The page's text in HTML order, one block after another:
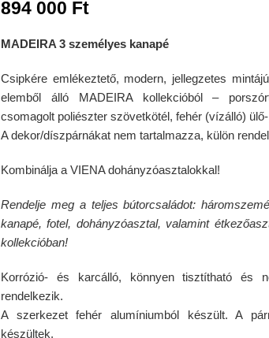
894 000 Ft
MADEIRA 3 személyes kanapé
Csipkére emlékeztető, modern, jellegzetes
elemből álló MADEIRA kollekcióból –
csomagolt poliészter szövetkötél, fehér (vízálló)
A dekor/díszpárnákat nem tartalmazza, külön
Kombinálja a VIENA dohányzóasztalokkal!
Rendelje meg a teljes bútorcsaládot:
kanapé, fotel, dohányzóasztal, valamint
kollekcióban!
Korrózió- és karcálló, könnyen tisztítható és
rendelkezik.
A szerkezet fehér alumíniumból készült. A
készültek.